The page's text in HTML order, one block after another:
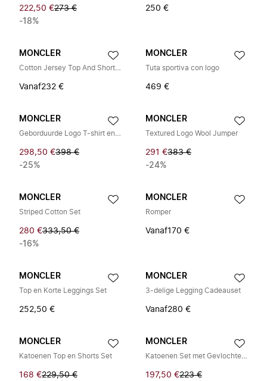
222,50 €273 €
-18%
250 €
MONCLER
Cotton Jersey Top And Shorts Set
Vanaf232 €
MONCLER
Tuta sportiva con logo
469 €
MONCLER
Geborduurde Logo T-shirt en Broek Set
298,50 €398 €
-25%
MONCLER
Textured Logo Wool Jumper
291 €383 €
-24%
MONCLER
Striped Cotton Set
280 €333,50 €
-16%
MONCLER
Romper
Vanaf170 €
MONCLER
Top en Korte Leggings Set
252,50 €
MONCLER
3-delige Legging Cadeauset
Vanaf280 €
MONCLER
Katoenen Top en Shorts Set
168 €229,50 €
MONCLER
Katoenen Set met Gevlochten Bies
197,50 €223 €